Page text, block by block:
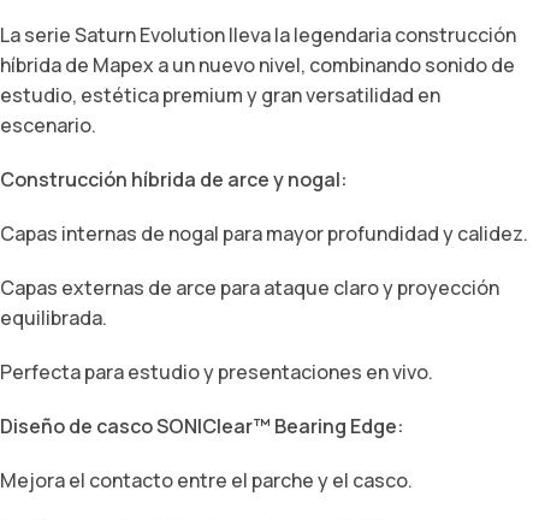
La serie Saturn Evolution lleva la legendaria construcción
híbrida de Mapex a un nuevo nivel, combinando sonido de
estudio, estética premium y gran versatilidad en
escenario.
Construcción híbrida de arce y nogal:
Capas internas de nogal para mayor profundidad y calidez.
Capas externas de arce para ataque claro y proyección
equilibrada.
Perfecta para estudio y presentaciones en vivo.
Diseño de casco SONIClear™ Bearing Edge:
Mejora el contacto entre el parche y el casco.